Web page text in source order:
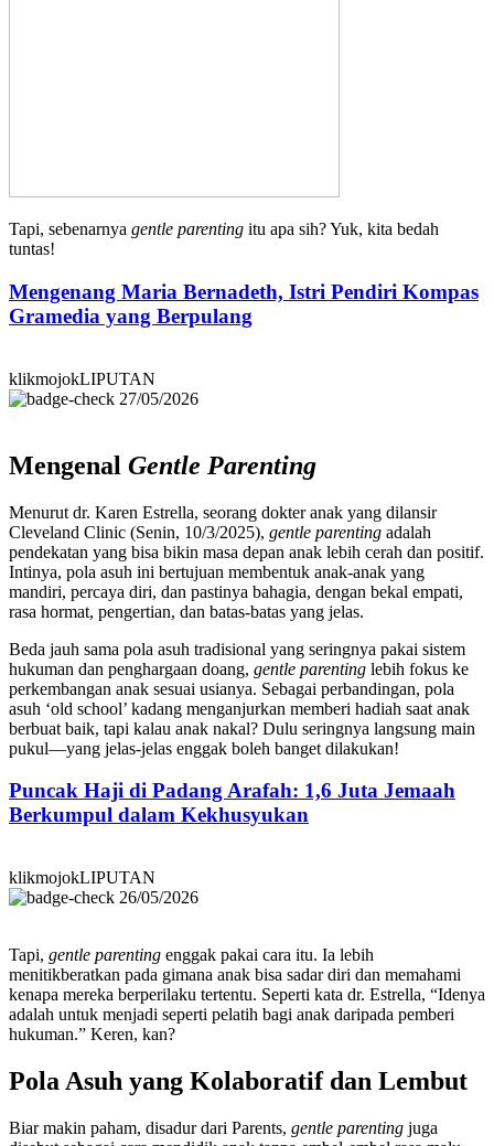
Tapi, sebenarnya gentle parenting itu apa sih? Yuk, kita bedah
tuntas!
Mengenang Maria Bernadeth, Istri Pendiri Kompas
Gramedia yang Berpulang
klikmojokLIPUTAN
27/05/2026
Mengenal Gentle Parenting
Menurut dr. Karen Estrella, seorang dokter anak yang dilansir
Cleveland Clinic (Senin, 10/3/2025), gentle parenting adalah
pendekatan yang bisa bikin masa depan anak lebih cerah dan positif.
Intinya, pola asuh ini bertujuan membentuk anak-anak yang
mandiri, percaya diri, dan pastinya bahagia, dengan bekal empati,
rasa hormat, pengertian, dan batas-batas yang jelas.
Beda jauh sama pola asuh tradisional yang seringnya pakai sistem
hukuman dan penghargaan doang, gentle parenting lebih fokus ke
perkembangan anak sesuai usianya. Sebagai perbandingan, pola
asuh ‘old school’ kadang menganjurkan memberi hadiah saat anak
berbuat baik, tapi kalau anak nakal? Dulu seringnya langsung main
pukul—yang jelas-jelas enggak boleh banget dilakukan!
Puncak Haji di Padang Arafah: 1,6 Juta Jemaah
Berkumpul dalam Kekhusyukan
klikmojokLIPUTAN
26/05/2026
Tapi, gentle parenting enggak pakai cara itu. Ia lebih
menitikberatkan pada gimana anak bisa sadar diri dan memahami
kenapa mereka berperilaku tertentu. Seperti kata dr. Estrella, “Idenya
adalah untuk menjadi seperti pelatih bagi anak daripada pemberi
hukuman.” Keren, kan?
Pola Asuh yang Kolaboratif dan Lembut
Biar makin paham, disadur dari Parents, gentle parenting juga